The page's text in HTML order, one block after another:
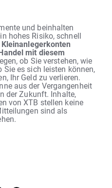
und beinhalten
hohes Risiko, schnell
Kleinanlegerkonten
mit diesem
ob Sie verstehen, wie
es sich leisten können,
Ihr Geld zu verlieren.
aus der Vergangenheit
der Zukunft. Inhalte,
von XTB stellen keine
sind als